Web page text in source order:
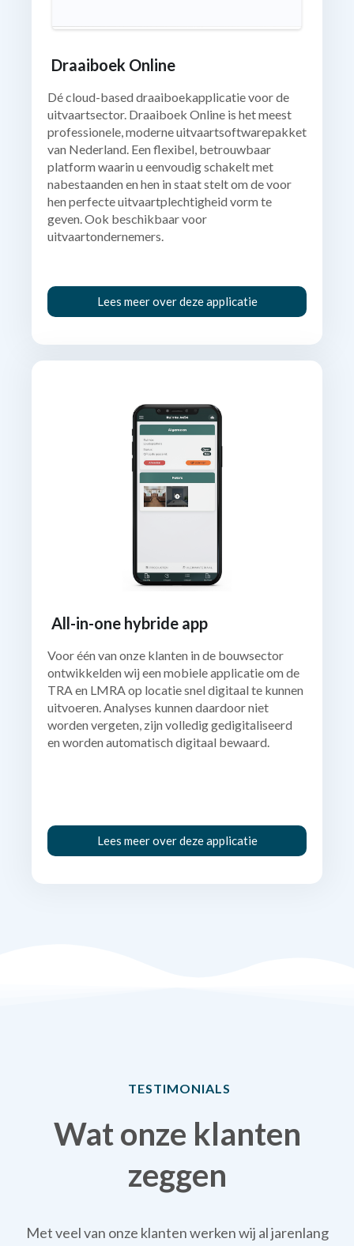
Draaiboek Online
Dé cloud-based draaiboekapplicatie voor de
uitvaartsector. Draaiboek Online is het meest
professionele, moderne uitvaartsoftwarepakket
van Nederland. Een flexibel, betrouwbaar
platform waarin u eenvoudig schakelt met
nabestaanden en hen in staat stelt om de voor
hen perfecte uitvaartplechtigheid vorm te
geven. Ook beschikbaar voor
uitvaartondernemers.
Lees meer over deze applicatie
All-in-one hybride app
Voor één van onze klanten in de bouwsector
ontwikkelden wij een mobiele applicatie om de
TRA en LMRA op locatie snel digitaal te kunnen
uitvoeren. Analyses kunnen daardoor niet
worden vergeten, zijn volledig gedigitaliseerd
en worden automatisch digitaal bewaard.
Lees meer over deze applicatie
TESTIMONIALS
Wat onze klanten
zeggen
Met veel van onze klanten werken wij al jarenlang